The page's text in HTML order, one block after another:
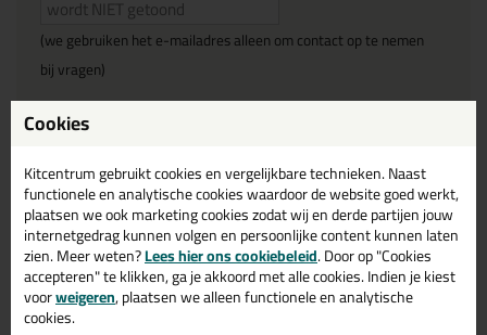
(we gebruiken het e-mailadres alleen om contact op te nemen
bij vragen)
Reviewtitel *
Je ervaring
Cookies
Kitcentrum gebruikt cookies en vergelijkbare technieken. Naast
functionele en analytische cookies waardoor de website goed werkt,
plaatsen we ook marketing cookies zodat wij en derde partijen jouw
internetgedrag kunnen volgen en persoonlijke content kunnen laten
zien. Meer weten?Lees hier ons cookiebeleid. Door op "Cookies
accepteren" te klikken, ga je akkoord met alle cookies. Indien je kiest
voorweigeren, plaatsen we alleen functionele en analytische
cookies.